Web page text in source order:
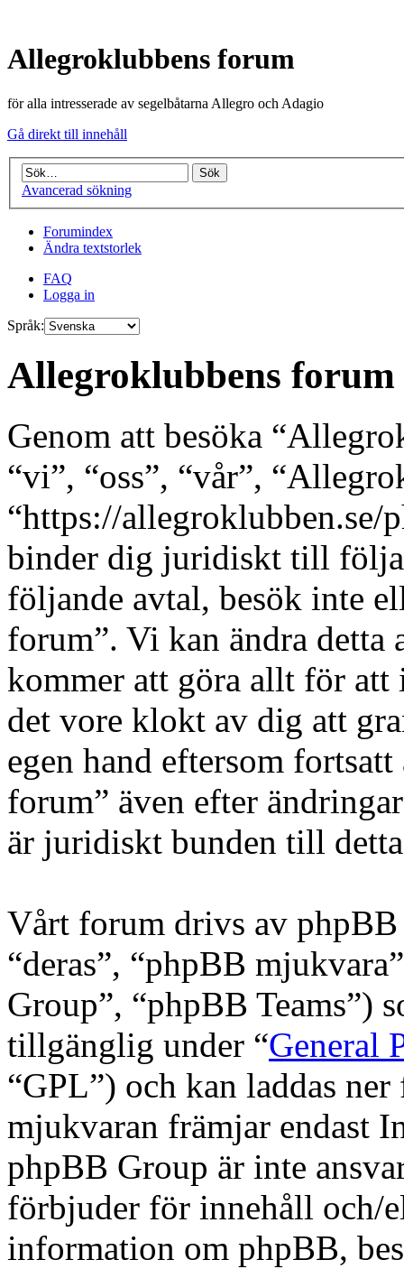
Allegroklubbens forum
för alla intresserade av segelbåtarna Allegro och Adagio
Gå direkt till innehåll
Avancerad sökning
Forumindex
Ändra textstorlek
FAQ
Logga in
Språk:
Allegroklubbens
Genom att besöka
“vi”, “oss”, “vår”,
“https://allegroklubben.se/
binder dig juridiskt till
följande avtal, besök inte
forum”. Vi kan ändra detta
kommer att göra allt för att
det vore klokt av dig att
egen hand eftersom
forum” även efter
är juridiskt bunden till
Vårt forum drivs av phpBB
“deras”, “phpBB
Group”, “phpBB Teams”)
tillgänglig under “General
“GPL”) och kan laddas
mjukvaran främjar endast
phpBB Group är inte
förbjuder för innehåll och/
information om phpBB,